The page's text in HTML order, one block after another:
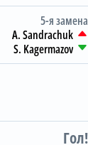
5-я замена
A. Sandrachuk
S. Kagermazov
Гол